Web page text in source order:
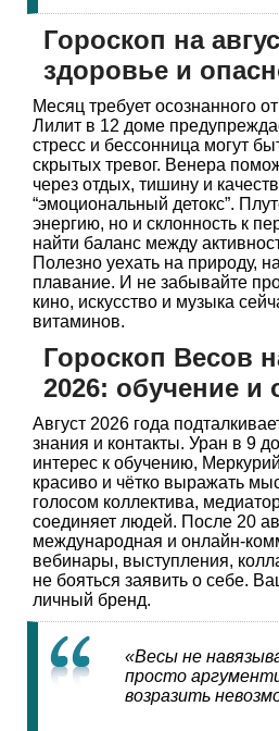
Гороскоп на
здоровье и
Месяц требует осознанного
Лилит в 12 доме
стресс и бессонница могут
скрытых тревог. Венера
через отдых, тишину и
“эмоциональный детокс”.
энергию, но и склонность к
найти баланс между
Полезно уехать на природу,
плавание. И не забывайте
кино, искусство и музыка
витаминов.
Гороскоп Весов
2026: обучение и
Август 2026 года
знания и контакты. Уран в 9
интерес к обучению,
красиво и чётко выражать
голосом коллектива,
соединяет людей. После 20
международная и онлайн-
вебинары, выступления,
не бояться заявить о себе.
личный бренд.
«Весы не
просто
возразить